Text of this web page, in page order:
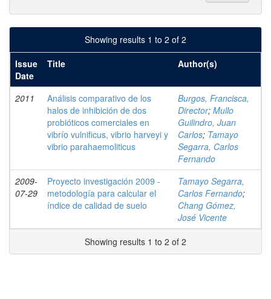
Showing results 1 to 2 of 2
Issue
Date
Title Author(s)
2011
Análisis comparativo de los
halos de inhibición de dos
probióticos comerciales en
vibrío vulnificus, vibrio harveyi y
vibrio parahaemoliticus
Burgos, Francisca,
Director; Mullo
Guilindro, Juan
Carlos; Tamayo
Segarra, Carlos
Fernando
2009-
07-29
Proyecto investigación 2009 -
metodología para calcular el
índice de calidad de suelo
Tamayo Segarra,
Carlos Fernando;
Chang Gómez,
José Vicente
Showing results 1 to 2 of 2